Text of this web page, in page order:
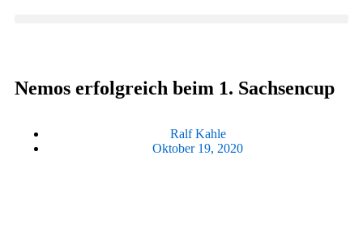
Nemos erfolgreich beim 1. Sachsencup
Ralf Kahle
Oktober 19, 2020